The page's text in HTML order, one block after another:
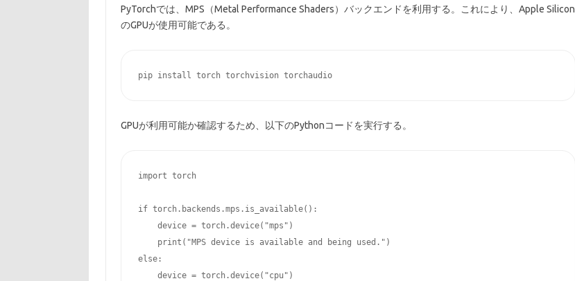
PyTorchでは、MPS（Metal Performance Shaders）バックエンドを利用する。これにより、Apple Silicon
のGPUが使用可能である。
pip install torch torchvision torchaudio
GPUが利用可能か確認するため、以下のPythonコードを実行する。
import torch
if torch.backends.mps.is_available():
    device = torch.device("mps")
    print("MPS device is available and being used.")
else:
    device = torch.device("cpu")